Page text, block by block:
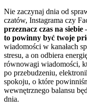
Nie zaczynaj dnia od
czatów, Instagrama czy
przeznacz czas na
to powinny być twoje
wiadomości w kanałach
stresu, a on odbiera
równowagi wiadomości,
po przebudzeniu,
spokoju, o które
wewnętrznego balansu
dnia.